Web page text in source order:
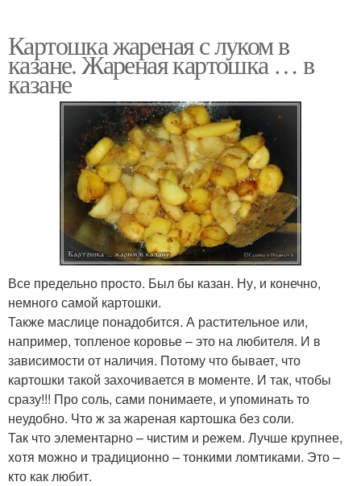
Картошка жареная с луком в
казане. Жареная картошка … в
казане
Все предельно просто. Был бы казан. Ну, и конечно,
немного самой картошки.
Также маслице понадобится. А растительное или,
например, топленое коровье – это на любителя. И в
зависимости от наличия. Потому что бывает, что
картошки такой захочивается в моменте. И так, чтобы
сразу!!! Про соль, сами понимаете, и упоминать то
неудобно. Что ж за жареная картошка без соли.
Так что элементарно – чистим и режем. Лучше крупнее,
хотя можно и традиционно – тонкими ломтиками. Это –
кто как любит.